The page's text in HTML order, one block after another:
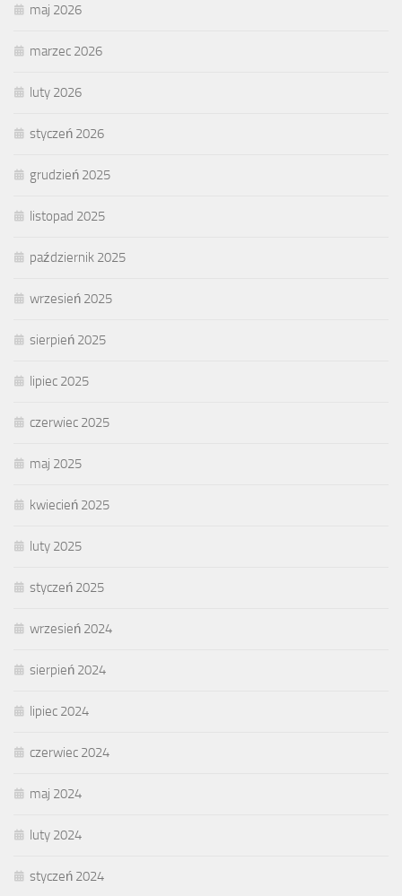
maj 2026
marzec 2026
luty 2026
styczeń 2026
grudzień 2025
listopad 2025
październik 2025
wrzesień 2025
sierpień 2025
lipiec 2025
czerwiec 2025
maj 2025
kwiecień 2025
luty 2025
styczeń 2025
wrzesień 2024
sierpień 2024
lipiec 2024
czerwiec 2024
maj 2024
luty 2024
styczeń 2024